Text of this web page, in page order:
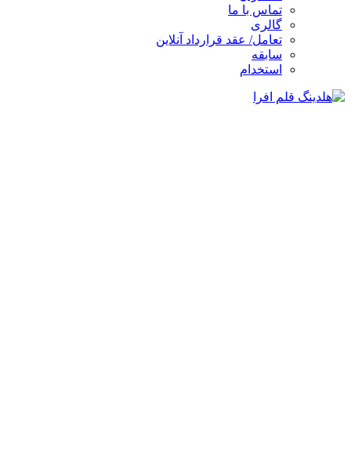
تماس با ما
گالری
تعامل/ عقد قرارداد آنلاین
سابقه
استخدام